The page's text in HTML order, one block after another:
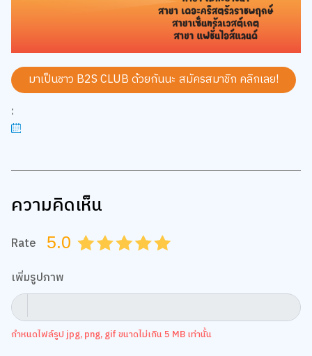
มาเป็นชาว B2S CLUB ด้วยกันนะ สมัครสมาชิก คลิกเลย!
:
ความคิดเห็น
Rate 5.0 4.5
4.0
3.5
3.0
2.5
2.0
1.5
1.0
0.5
เพิ่มรูปภาพ
กำหนดไฟล์รูป jpg, png, gif ขนาดไม่เกิน 5 MB เท่านั้น